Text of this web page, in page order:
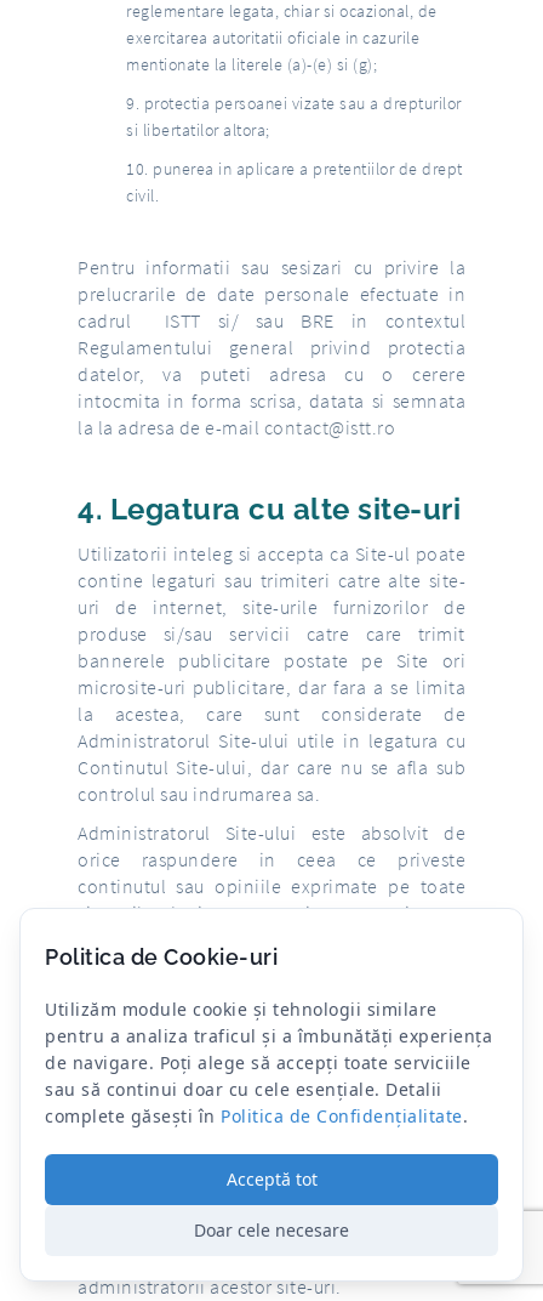
reglementare legata, chiar si ocazional, de
exercitarea autoritatii oficiale in cazurile
mentionate la literele (a)-(e) si (g);
protectia persoanei vizate sau a drepturilor
si libertatilor altora;
punerea in aplicare a pretentiilor de drept
civil.
Pentru informatii sau sesizari cu privire la
prelucrarile de date personale efectuate in
cadrul ISTT si/ sau BRE in contextul
Regulamentului general privind protectia
datelor, va puteti adresa cu o cerere
intocmita in forma scrisa, datata si semnata
la la adresa de e-mail contact@istt.ro
4. Legatura cu alte site-uri
Utilizatorii inteleg si accepta ca Site-ul poate
contine legaturi sau trimiteri catre alte site-
uri de internet, site-urile furnizorilor de
produse si/sau servicii catre care trimit
bannerele publicitare postate pe Site ori
microsite-uri publicitare, dar fara a se limita
la acestea, care sunt considerate de
Administratorul Site-ului utile in legatura cu
Continutul Site-ului, dar care nu se afla sub
controlul sau indrumarea sa.
Administratorul Site-ului este absolvit de
orice raspundere in ceea ce priveste
continutul sau opiniile exprimate pe toate
site-urile de internet mai sus mentionate,
acestora, iar Utilizatorii inteleg si accepta ca
monitorizate, controlate sau verificate in
orice mod de catre Administratorul Site-ului.
Includerea unei legaturi sau trimiteri catre
alte site-uri de internet nu implica aprobarea
in vreun fel a acestora de catre
Administratorul Site-ului. In momentul in
care Utilizatorii acceseaza aceste site-uri de
internet, ei o fac pe riscul lor, cunoscand ca
utilizarea serviciilor oferite de aceste site-uri
administratorii acestor site-uri.
Politica de Cookie-uri
Utilizăm module cookie și tehnologii similare
pentru a analiza traficul și a îmbunătăți experiența
de navigare. Poți alege să accepți toate serviciile
sau să continui doar cu cele esențiale. Detalii
complete găsești în Politica de Confidențialitate.
Doar cele necesare
Acceptă tot